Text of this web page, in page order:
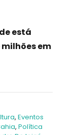
está
em
, Eventos
, Política